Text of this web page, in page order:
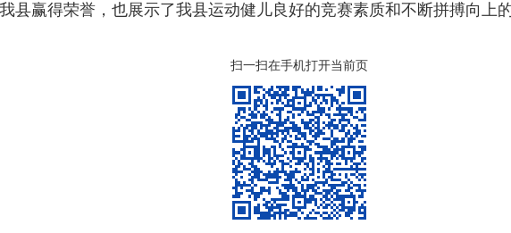
县赢得荣誉，也展示了我县运动健儿良好的竞赛素质和不断拼搏向上的
扫一扫在手机打开当前页